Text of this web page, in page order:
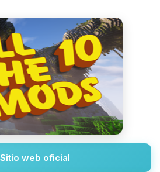
web oficial